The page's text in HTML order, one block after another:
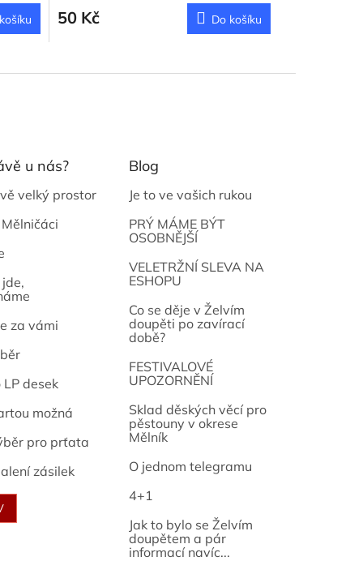
50 Kč Do košíku
u nás?
velký prostor
za vámi
desek
možná
pro prťata
zásilek
Blog
Je to ve vašich rukou
PRÝ MÁME BÝT
OSOBNĚJŠÍ
VELETRŽNÍ SLEVA NA
ESHOPU
Co se děje v Želvím
doupěti po zavírací
době?
FESTIVALOVÉ
UPOZORNĚNÍ
Sklad děských věcí pro
pěstouny v okrese
Mělník
O jednom telegramu
4+1
Jak to bylo se Želvím
doupětem a pár
informací navíc...